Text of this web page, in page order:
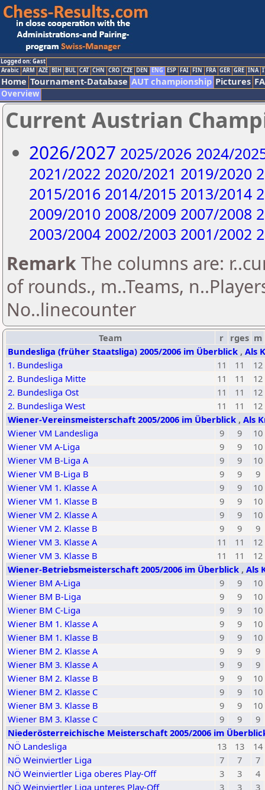
Logged on: Gast
Arabic ARM AZE BIH BUL CAT CHN CRO CZE DEN ENG ESP FAI FIN FRA GER GRE INA
Home Tournament-Database AUT championship Pictures
Overview
Current Austrian
2026/2027 2025/2026 2024/
2021/2022 2020/2021 2019/2020
2015/2016 2014/2015 2013/2014
2009/2010 2008/2009 2007/2008
2003/2004 2002/2003 2001/2002
RemarkThe columns are:
of rounds., m..Teams,
No..linecounter
Team r rges m
Bundesliga (früher Staatsliga) 2005/2006 im Überblick , Als
1. Bundesliga
11 11
12
2. Bundesliga Mitte
11 11
12
2. Bundesliga Ost
11 11
12
2. Bundesliga West
11 11
12
Wiener-Vereinsmeisterschaft 2005/2006 im Überblick , Als
Wiener VM Landesliga
9 9
10
Wiener VM A-Liga
9 9
10
Wiener VM B-Liga A
9 9
10
Wiener VM B-Liga B
9 9
9
Wiener VM 1. Klasse A
9 9
10
Wiener VM 1. Klasse B
9 9
10
Wiener VM 2. Klasse A
9 9
10
Wiener VM 2. Klasse B
9 9
9
Wiener VM 3. Klasse A
11 11
12
Wiener VM 3. Klasse B
11 11
12
Wiener-Betriebsmeisterschaft 2005/2006 im Überblick , Als
Wiener BM A-Liga
9 9
10
Wiener BM B-Liga
9 9
10
Wiener BM C-Liga
9 9
10
Wiener BM 1. Klasse A
9 9
10
Wiener BM 1. Klasse B
9 9
10
Wiener BM 2. Klasse A
9 9
9
Wiener BM 3. Klasse A
9 9
9
Wiener BM 2. Klasse B
9 9
10
Wiener BM 2. Klasse C
9 9
10
Wiener BM 3. Klasse B
9 9
10
Wiener BM 3. Klasse C
9 9
9
Niederösterreichische Meisterschaft 2005/2006 im
NÖ Landesliga
13 13
14
NÖ Weinviertler Liga
7 7
7
NÖ Weinviertler Liga oberes Play-Off
3 3
4
NÖ Weinviertler Liga unteres Play-Off
3 3
3